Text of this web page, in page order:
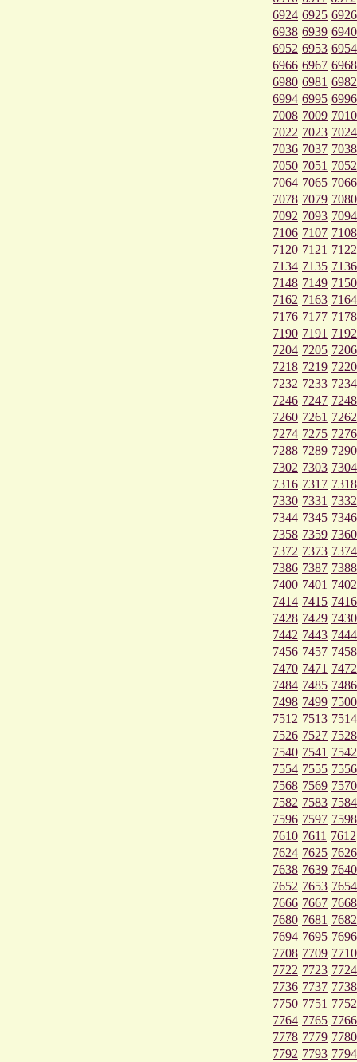
6924 6925 6926
6938 6939 6940
6952 6953 6954
6966 6967 6968
6980 6981 6982
6994 6995 6996
7008 7009 7010
7022 7023 7024
7036 7037 7038
7050 7051 7052
7064 7065 7066
7078 7079 7080
7092 7093 7094
7106 7107 7108
7120 7121 7122
7134 7135 7136
7148 7149 7150
7162 7163 7164
7176 7177 7178
7190 7191 7192
7204 7205 7206
7218 7219 7220
7232 7233 7234
7246 7247 7248
7260 7261 7262
7274 7275 7276
7288 7289 7290
7302 7303 7304
7316 7317 7318
7330 7331 7332
7344 7345 7346
7358 7359 7360
7372 7373 7374
7386 7387 7388
7400 7401 7402
7414 7415 7416
7428 7429 7430
7442 7443 7444
7456 7457 7458
7470 7471 7472
7484 7485 7486
7498 7499 7500
7512 7513 7514
7526 7527 7528
7540 7541 7542
7554 7555 7556
7568 7569 7570
7582 7583 7584
7596 7597 7598
7610 7611 7612
7624 7625 7626
7638 7639 7640
7652 7653 7654
7666 7667 7668
7680 7681 7682
7694 7695 7696
7708 7709 7710
7722 7723 7724
7736 7737 7738
7750 7751 7752
7764 7765 7766
7778 7779 7780
7792 7793 7794